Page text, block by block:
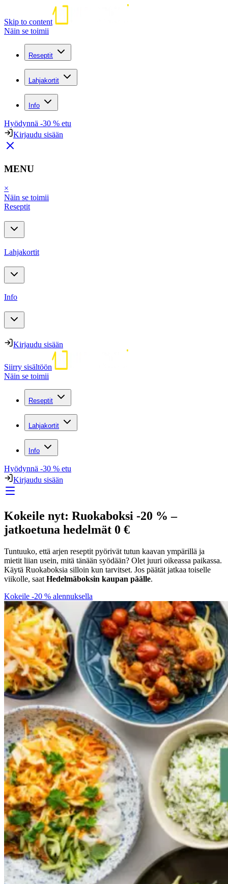
Skip to content
Näin se toimii
Reseptit
Lahjakortit
Info
Hyödynnä -30 % etu
Kirjaudu sisään
MENU
×
Näin se toimii
Reseptit
Lahjakortit
Info
Kirjaudu sisään
Siirry sisältöön
Näin se toimii
Reseptit
Lahjakortit
Info
Hyödynnä -30 % etu
Kirjaudu sisään
Kokeile nyt: Ruokaboksi -20 % –
jatkoetuna hedelmät 0 €
Tuntuuko, että arjen reseptit pyörivät tutun kaavan ympärillä ja
mietit liian usein, mitä tänään syödään? Olet juuri oikeassa paikassa.
Käytä Ruokaboksia silloin kun tarvitset. Jos päätät jatkaa toiselle
viikolle, saat Hedelmäboksin kaupan päälle.
Kokeile -20 % alennuksella